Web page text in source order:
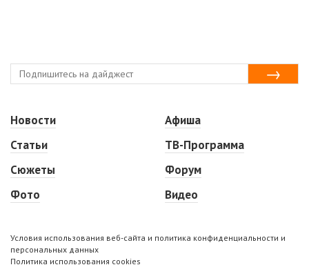
Новости
Статьи
Сюжеты
Фото
Афиша
ТВ-Программа
Форум
Видео
Условия использования веб-сайта и политика конфиденциальности и
персональных данных
Политика использования cookies